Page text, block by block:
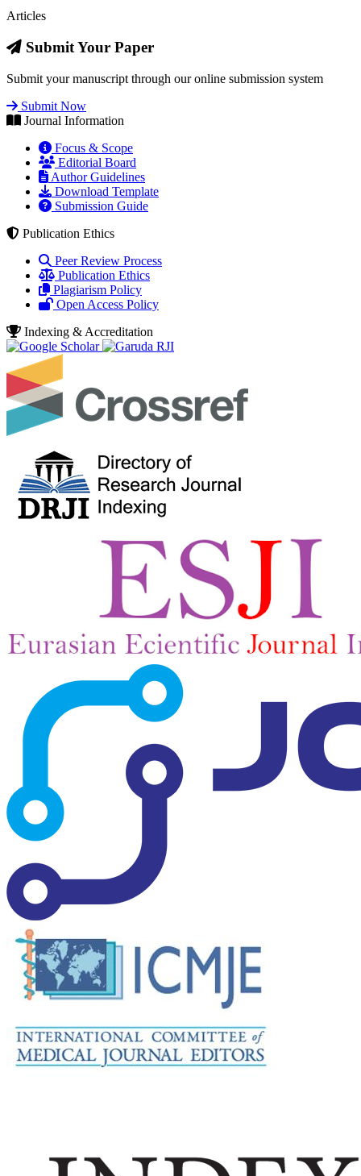
Articles
Submit Your Paper
Submit your manuscript through our online submission system
Submit Now
Journal Information
Focus & Scope
Editorial Board
Author Guidelines
Download Template
Submission Guide
Publication Ethics
Peer Review Process
Publication Ethics
Plagiarism Policy
Open Access Policy
Indexing & Accreditation